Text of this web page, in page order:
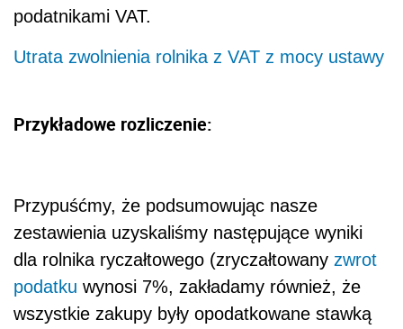
podatnikami VAT.
Utrata zwolnienia rolnika z VAT z mocy ustawy
Przykładowe rozliczenie:
Przypuśćmy, że podsumowując nasze
zestawienia uzyskaliśmy następujące wyniki
dla rolnika ryczałtowego (zryczałtowany zwrot
podatku wynosi 7%, zakładamy również, że
wszystkie zakupy były opodatkowane stawką